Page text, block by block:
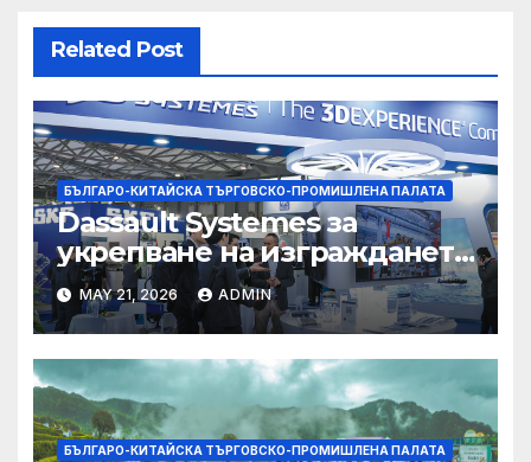
Related Post
БЪЛГАРО-КИТАЙСКА ТЪРГОВСКО-ПРОМИШЛЕНА ПАЛАТА
Dassault Systemes за
укрепване на изграждането
на AI екосистема в Китай
MAY 21, 2026 ADMIN
БЪЛГАРО-КИТАЙСКА ТЪРГОВСКО-ПРОМИШЛЕНА ПАЛАТА